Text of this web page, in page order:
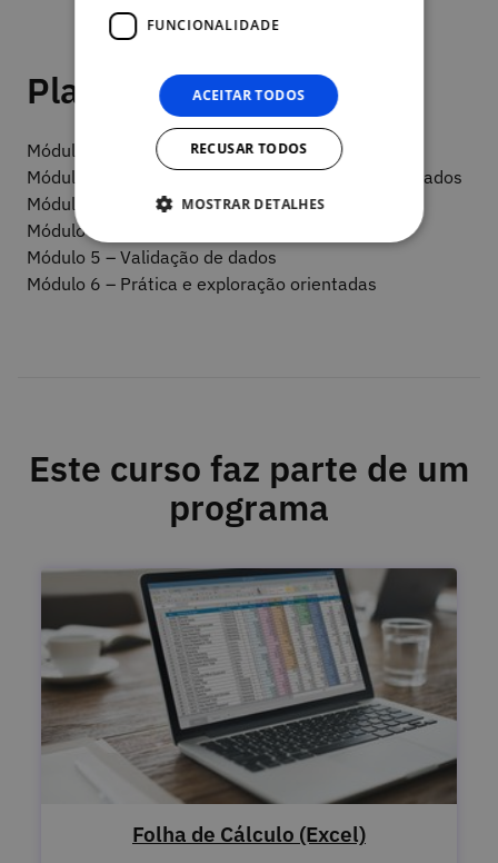
Plano de curso
Módulo 1 – Construção de uma Base de Dados
Módulo 2 – Definição e criação de uma Base de Dados
Módulo 3 – Utilização avançada de Funções
Módulo 4 – Formatação condicional
Módulo 5 – Validação de dados
Módulo 6 – Prática e exploração orientadas
Este curso faz parte de um
programa
Folha de Cálculo (Excel)
FUNCIONALIDADE
ACEITAR TODOS
RECUSAR TODOS
MOSTRAR DETALHES